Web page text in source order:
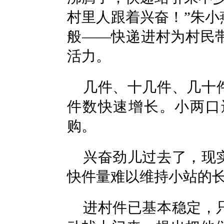
村里人跟着兴奋！”朱
般——快递进村为村民
活力。
几件、十几件、几
件数快速增长。小两
购。
兴奋劲儿过去了，现
快件量难以维持小站的
进村件已基本稳定，